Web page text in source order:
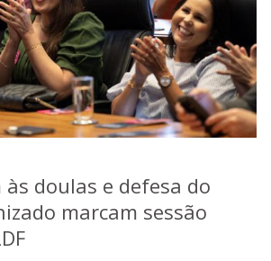
às doulas e defesa do
marcam sessão